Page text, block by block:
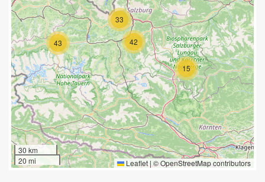
15
33
42
43
30 km
20 mi
Leaflet | ©OpenStreetMapcontributors